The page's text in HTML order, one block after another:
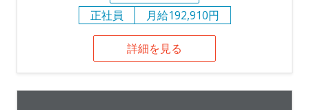
正社員
月給192,910円
詳細を見る